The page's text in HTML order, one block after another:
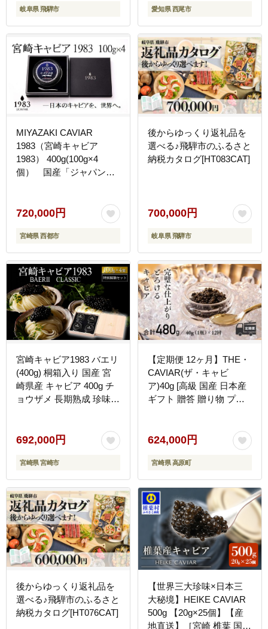
岐阜県 飛騨市 愛知県 西尾市
MIYAZAKI CAVIAR
1983（宮崎キャビア
1983） 400g(100g×4
個） 国産「ジャパンキ
720,000円
宮崎県 西都市
後からゆっくり返礼品を
選べる♪飛騨市のふるさと
納税カタログ[HT083CAT]
700,000円
岐阜県 飛騨市
宮崎キャビア1983 バエリ
(400g) 桐箱入り 国産 宮
崎県産 キャビア 400g チ
ョウザメ 長期熟成 珍味
692,000円
宮崎県 宮崎市
【定期便 12ヶ月】THE・
CAVIAR(ザ・キャビ
ア)40g [高級 国産 日本産
ギフト 贈答 贈り物 プレ
624,000円
宮崎県 高原町
後からゆっくり返礼品を
選べる♪飛騨市のふるさと
納税カタログ[HT076CAT]
【世界三大珍味×日本三
大秘境】HEIKE CAVIAR
500g 【20g×25個】【産
地直送】［宮崎 椎葉 国産